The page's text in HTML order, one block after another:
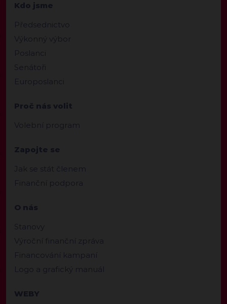
Kdo jsme
Předsednictvo
Výkonný výbor
Poslanci
Senátoři
Europoslanci
Proč nás volit
Volební program
Zapojte se
Jak se stát členem
Finanční podpora
O nás
Stanovy
Výroční finanční zpráva
Financování kampaní
Logo a grafický manuál
WEBY